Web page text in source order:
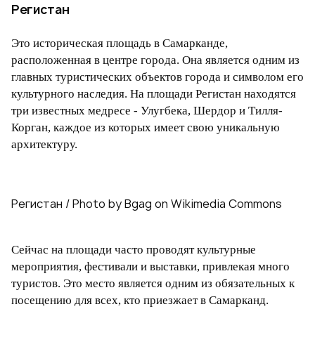
Регистан
Это историческая площадь в Самарканде,
расположенная в центре города. Она является одним из
главных туристических объектов города и символом его
культурного наследия. На площади Регистан находятся
три известных медресе - Улугбека, Шердор и Тилля-
Корган, каждое из которых имеет свою уникальную
архитектуру.
Регистан / Photo by Bgag on Wikimedia Commons
Сейчас на площади часто проводят культурные
мероприятия, фестивали и выставки, привлекая много
туристов. Это место является одним из обязательных к
посещению для всех, кто приезжает в Самарканд.